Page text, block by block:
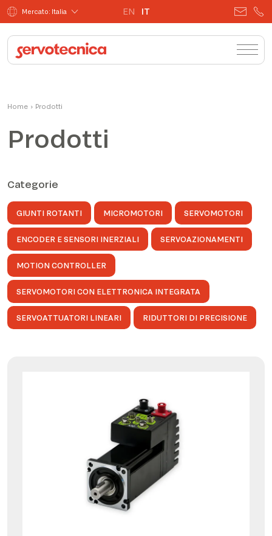
Mercato: Italia EN IT
Home › Prodotti
Prodotti
Categorie
GIUNTI ROTANTI MICROMOTORI SERVOMOTORI
ENCODER E SENSORI INERZIALI SERVOAZIONAMENTI
MOTION CONTROLLER
SERVOMOTORI CON ELETTRONICA INTEGRATA
SERVOATTUATORI LINEARI RIDUTTORI DI PRECISIONE